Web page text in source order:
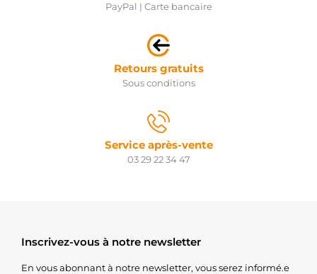
PayPal | Carte bancaire
Retours gratuits
Sous conditions
Service après-vente
03 29 22 34 47
Inscrivez-vous à notre newsletter
En vous abonnant à notre newsletter, vous serez informé.e